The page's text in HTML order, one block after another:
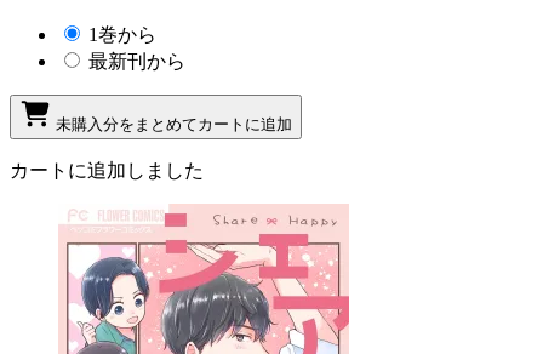
1巻から
最新刊から
未購入分をまとめてカートに追加
カートに追加しました